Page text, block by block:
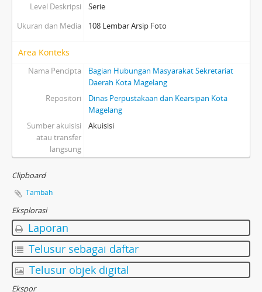
Level Deskripsi
Serie
Ukuran dan Media
108 Lembar Arsip Foto
Area Konteks
Nama Pencipta
Bagian Hubungan Masyarakat Sekretariat
Daerah Kota Magelang
Repositori
Dinas Perpustakaan dan Kearsipan Kota
Magelang
Sumber akuisisi
atau transfer
langsung
Akuisisi
Clipboard
Tambah
Eksplorasi
Laporan
Telusur sebagai daftar
Telusur objek digital
Ekspor